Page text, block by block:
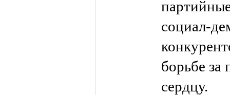
социал-
борьбе за
сердцу.